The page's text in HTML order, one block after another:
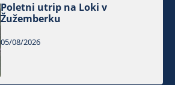
Poletni utrip na Loki v
Žužemberku
05/08/2026